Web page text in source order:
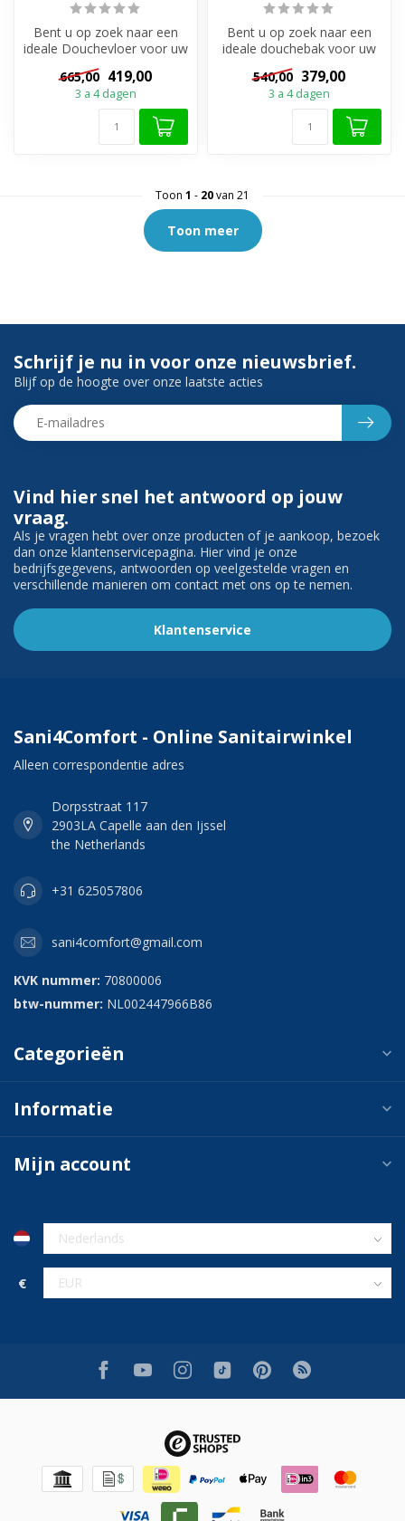
Bent u op zoek naar een
ideale Douchevloer voor uw
douchevloer?
Douchebakken zi...
665,00 419,00
3 a 4 dagen
Bent u op zoek naar een
ideale douchebak voor uw
douchevloer?
Douchebakken zijn ...
540,00 379,00
3 a 4 dagen
Toon 1 - 20van 21
Toon meer
Vind hier snel het antwoord op jouw
vraag.
Als je vragen hebt over onze producten of je aankoop, bezoek
dan onze klantenservicepagina. Hier vind je onze
bedrijfsgegevens, antwoorden op veelgestelde vragen en
verschillende manieren om contact met ons op te nemen.
Klantenservice
Schrijf je nu in voor onze nieuwsbrief.
Blijf op de hoogte over onze laatste acties
Sani4Comfort - Online Sanitairwinkel
Alleen correspondentie adres
Dorpsstraat 117
2903LA Capelle aan den Ijssel
the Netherlands
+31 625057806
sani4comfort@gmail.com
KVK nummer: 70800006
btw-nummer: NL002447966B86
Categorieën
Informatie
Mijn account
€